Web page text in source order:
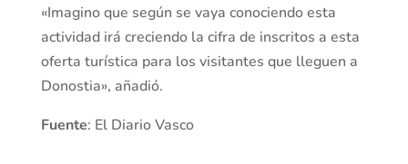
«Imagino que según se vaya conociendo esta
actividad irá creciendo la cifra de inscritos a esta
oferta turística para los visitantes que lleguen a
Donostia», añadió.
Fuente: El Diario Vasco